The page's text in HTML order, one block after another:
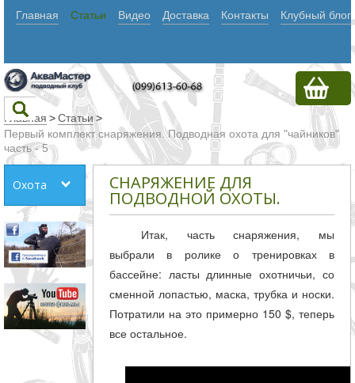
Главная Статьи Видео Доставка Контакты Клубный блог
Текст
Искать
Любое из
слов
Все
слова
Точное
совпадение
Главная >Статьи>
Первый комплект снаряжения. Подводная охота для "чайников"
часть - 5
Охота СНАРЯЖЕНИЕ ДЛЯ
ПОДВОДНОЙ ОХОТЫ.
Итак, часть снаряжения, мы
выбрали в ролике о тренировках в
бассейне: ласты длинные охотничьи, со
сменной лопастью, маска, трубка и носки.
Потратили на это примерно 150 $, теперь
все остальное.